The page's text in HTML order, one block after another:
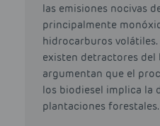
las emisiones nocivas
principalmente
hidrocarburos
existen detractores del
argumentan que el
los biodiesel implica la
plantaciones forestales.